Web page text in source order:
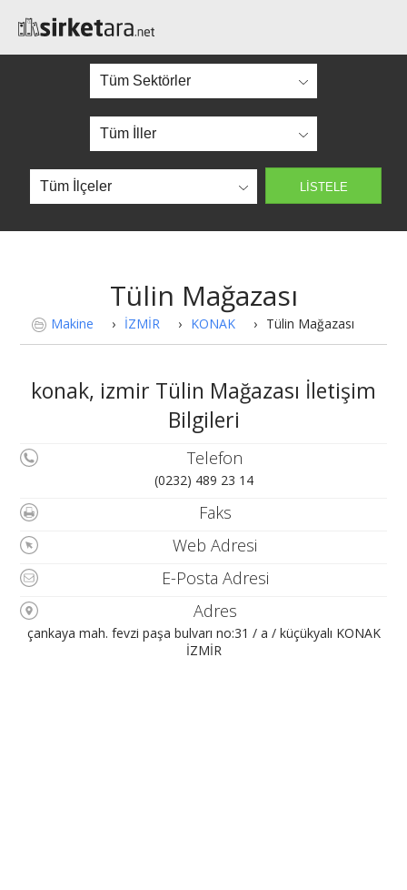
Tülin Mağazası
Makine › İZMİR › KONAK › Tülin Mağazası
konak, izmir Tülin Mağazası İletişim
Bilgileri
Telefon
(0232) 489 23 14
Faks
Web Adresi
E-Posta Adresi
Adres
çankaya mah. fevzi paşa bulvarı no:31 / a / küçükyalı KONAK
İZMİR